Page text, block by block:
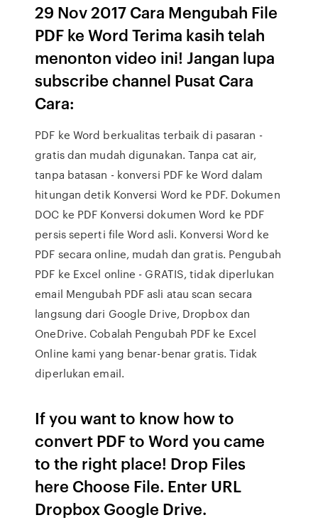
29 Nov 2017 Cara Mengubah File
PDF ke Word Terima kasih telah
menonton video ini! Jangan lupa
subscribe channel Pusat Cara
Cara:
PDF ke Word berkualitas terbaik di pasaran -
gratis dan mudah digunakan. Tanpa cat air,
tanpa batasan - konversi PDF ke Word dalam
hitungan detik Konversi Word ke PDF. Dokumen
DOC ke PDF Konversi dokumen Word ke PDF
persis seperti file Word asli. Konversi Word ke
PDF secara online, mudah dan gratis. Pengubah
PDF ke Excel online - GRATIS, tidak diperlukan
email Mengubah PDF asli atau scan secara
langsung dari Google Drive, Dropbox dan
OneDrive. Cobalah Pengubah PDF ke Excel
Online kami yang benar-benar gratis. Tidak
diperlukan email.
If you want to know how to
convert PDF to Word you came
to the right place! Drop Files
here Choose File. Enter URL
Dropbox Google Drive.